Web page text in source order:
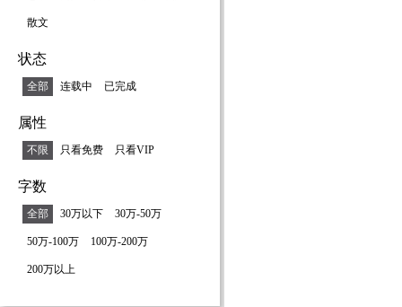
散文
状态
全部 连载中 已完成
属性
不限 只看免费 只看VIP
字数
全部 30万以下 30万-50万
50万-100万 100万-200万
200万以上